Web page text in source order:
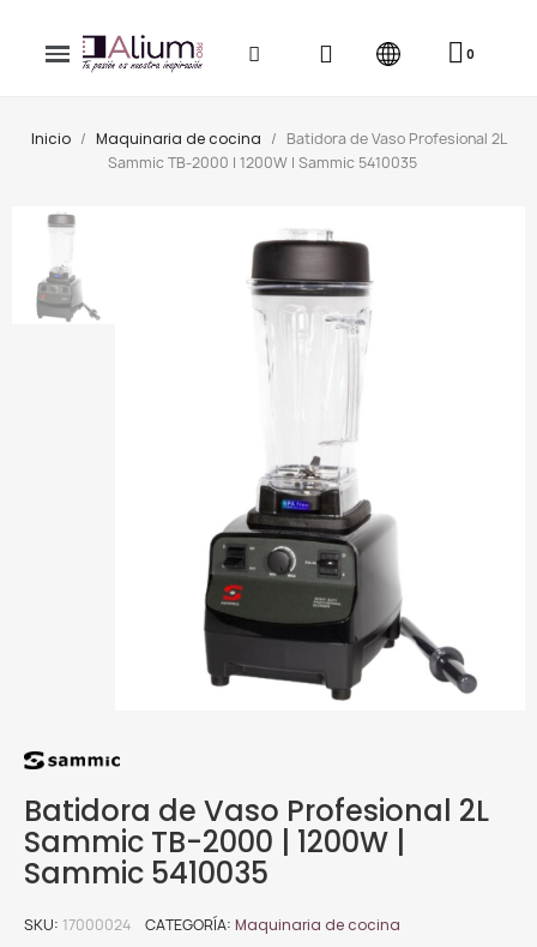
Inicio Maquinaria de cocina
Batidora de Vaso Profesional 2L
Sammic TB-2000 | 1200W | Sammic 5410035
Batidora de Vaso Profesional 2L
Sammic TB-2000 | 1200W |
Sammic 5410035
SKU 17000024 CATEGORÍA Maquinaria de cocina